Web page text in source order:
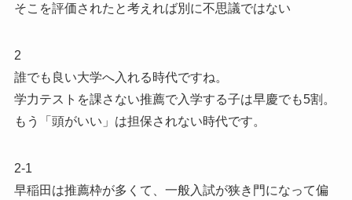
そこを評価されたと考えれば別に不思議ではない
2
誰でも良い大学へ入れる時代ですね。
学力テストを課さない推薦で入学する子は早慶でも5割。
もう「頭がいい」は担保されない時代です。
2-1
早稲田は推薦枠が多くて、一般入試が狭き門になって偏